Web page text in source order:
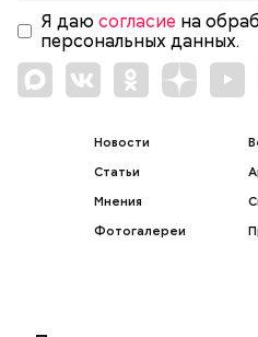
Я даю согласие на
персональных данных.
Новости
Статьи
Мнения
Фотогалереи